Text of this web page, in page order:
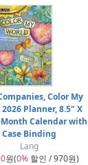
Color My
Planner, 8.5" X
Month Calendar with
Case Binding
Lang
원(0%할인 / 970원)